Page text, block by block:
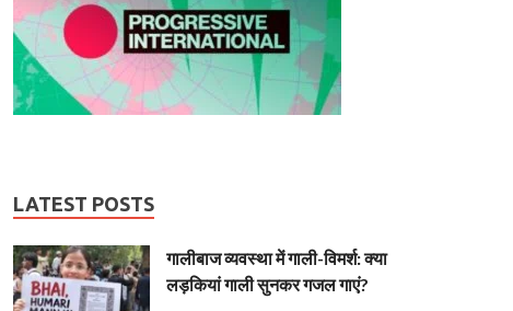
LATEST POSTS
गालीबाज व्‍यवस्‍था में गाली-विमर्श: क्या
लड़कियां गाली सुनकर गजल गाएं?